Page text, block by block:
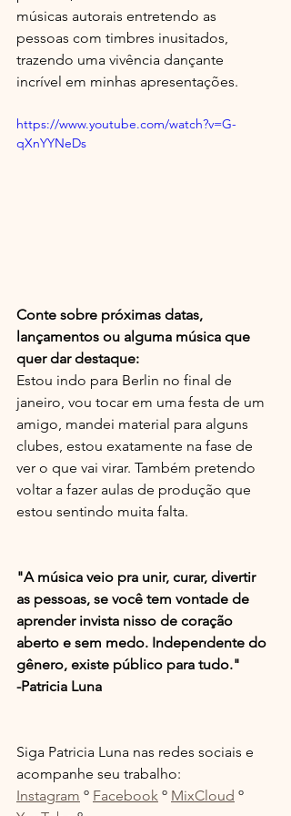
músicas autorais entretendo as
pessoas com timbres inusitados,
trazendo uma vivência dançante
incrível em minhas apresentações.
https://www.youtube.com/watch?v=G-
qXnYYNeDs
Conte sobre próximas datas,
lançamentos ou alguma música que
quer dar destaque:
Estou indo para Berlin no final de
janeiro, vou tocar em uma festa de um
amigo, mandei material para alguns
clubes, estou exatamente na fase de
ver o que vai virar. Também pretendo
voltar a fazer aulas de produção que
estou sentindo muita falta.
"A música veio pra unir, curar, divertir
as pessoas, se você tem vontade de
aprender invista nisso de coração
aberto e sem medo. Independente do
gênero, existe público para tudo."
-Patricia Luna
Siga Patricia Luna nas redes sociais e
acompanhe seu trabalho:
Instagram º Facebook º MixCloud º